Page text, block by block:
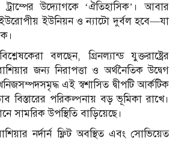
উদ্যোগকে ‘ঐতিহাসিক’। আবার
ইউনিয়ন ও ন্যাটো দুর্বল হবে—যা
বলছেন, গ্রিনল্যান্ড যুক্তরাষ্ট্রের
জন্য নিরাপত্তা ও অর্থনৈতিক উদ্বেগ
এই স্বশাসিত দ্বীপটি আর্কটিক
বিস্তারের পরিকল্পনায় বড় ভূমিকা রাখে।
সামরিক উপস্থিতি বাড়িয়েছে।
নর্দার্ন ফ্লিট অবস্থিত এবং সোভিয়েত